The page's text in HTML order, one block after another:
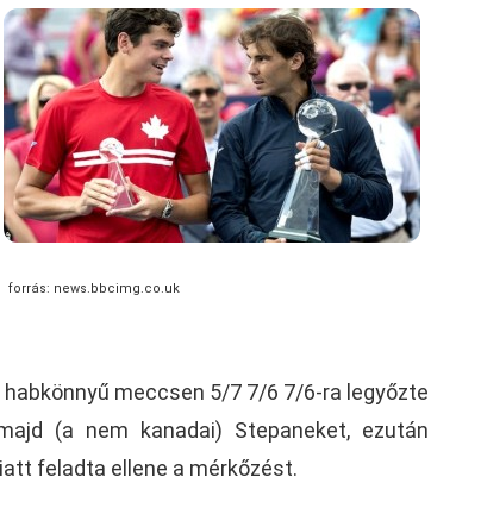
forrás: news.bbcimg.co.uk
meccsen 5/7 7/6 7/6-ra legyőzte
(a nem kanadai) Stepaneket, ezután
feladta ellene a mérkőzést.